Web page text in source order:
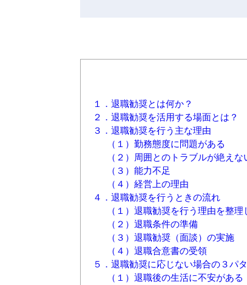
１．退職勧奨とは何か？
２．退職勧奨を活用する場面とは？
３．退職勧奨を行う主な理由
（１）勤務態度に問題がある
（２）周囲とのトラブルが絶えな
（３）能力不足
（４）経営上の理由
４．退職勧奨を行うときの流れ
（１）退職勧奨を行う理由を整
（２）退職条件の準備
（３）退職勧奨（面談）の実施
（４）退職合意書の受領
５．退職勧奨に応じない場合の３パ
（１）退職後の生活に不安がある